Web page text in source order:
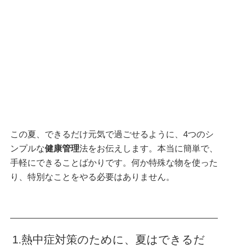
この夏、できるだけ元気で過ごせるように、4つのシ
ンプルな健康管理法をお伝えします。本当に簡単で、
手軽にできることばかりです。何か特殊な物を使った
り、特別なことをやる必要はありません。
1.熱中症対策のために、夏はできるだ